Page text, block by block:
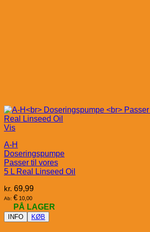
Vis
A-H
Doseringspumpe
Passer til vores
5 L Real Linseed Oil
kr. 69,99
Ab: € 10,00
PÅ LAGER
INFO KØB